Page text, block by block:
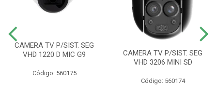
CAMERA TV P/SIST. SEG
VHD 1220 D MIC G9
Código: 560175
CAMERA TV P/SIST. SEG
VHD 3206 MINI SD
Código: 560174